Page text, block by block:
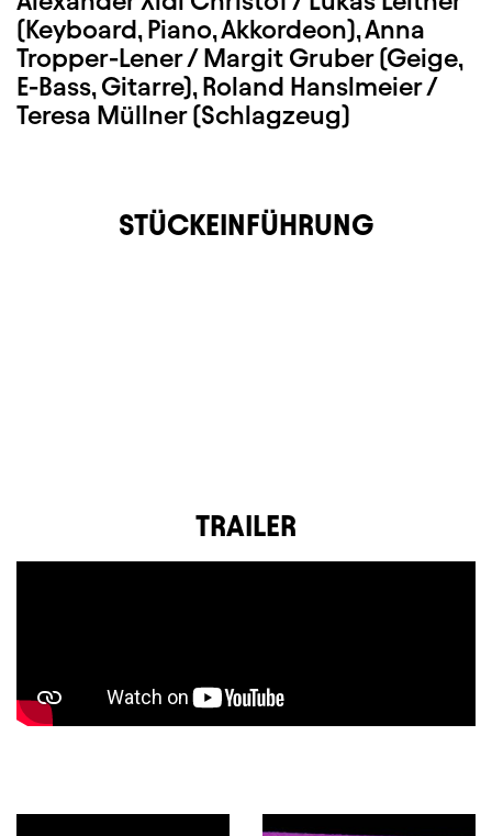
(Keyboard, Piano, Akkordeon), Anna
Tropper-Lener / Margit Gruber (Geige,
E-Bass, Gitarre), Roland Hanslmeier /
Teresa Müllner (Schlagzeug)
STÜCKEINFÜHRUNG
TRAILER